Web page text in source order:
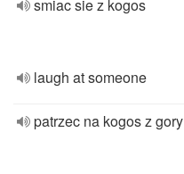
smiac sie z kogos
laugh at someone
patrzec na kogos z gory